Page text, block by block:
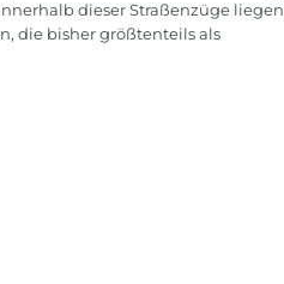
dieser Straßenzüge liegen
die bisher größtenteils als